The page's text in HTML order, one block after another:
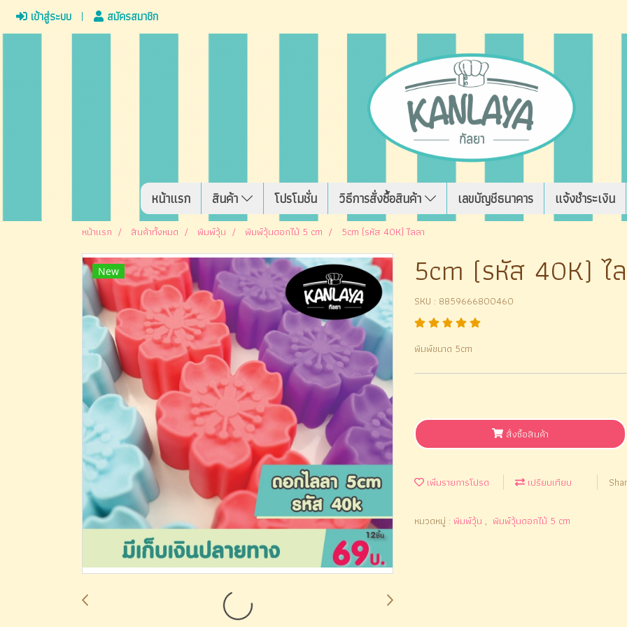
เข้าสู่ระบบ สมัครสมาชิก
หน้าแรก สินค้า โปรโมชั่น วิธีการสั่งซื้อสินค้า เลขบัญชีธนาคาร แจ้งชำระเงิน
หน้าแรก สินค้าทั้งหมด พิมพ์วุ้น พิมพ์วุ้นดอกไม้ 5 cm 5cm (รหัส 40K) ไลลา
New 5cm (รหัส 40K) ไ
SKU : 8859666800460
พิมพ์ขนาด 5cm
สั่งซื้อสินค้า
เพิ่มรายการโปรด เปรียบเทียบ
หมวดหมู่ : พิมพ์วุ้น , พิมพ์วุ้นดอกไม้ 5 cm